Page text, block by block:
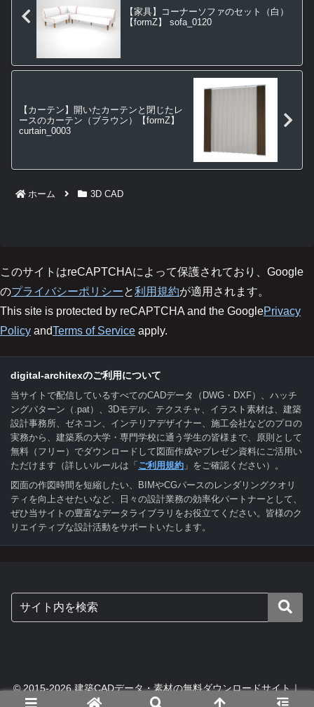
【家具】コーナーソファのセット（白）
【formZ】 sofa_0120
【カーテン】開いたカーテンと閉じたレ
ースのカーテン（ブラウン）【formZ】
curtain_0003
ホーム 3D CAD
このサイトはreCAPTCHAによって保護されており、Google
のプライバシーポリシーと利用規約が適用されます。
This site is protected by reCAPTCHA and the GooglePrivacy
Policy andTerms of Service apply.
digital-architexのご利用について
当サイトで配信しているすべてのCADデータ（DWG・DXF）、ハッチ
ングパターン（.pat）、3Dモデル、テクスチャ、イラスト素材は、建築
設計事務所、ゼネコン、インテリアデザイナー、施工会社などのプロの
実務から、建築系の大学・専門学校に通う学生の皆様まで、原則として
無料（フリー）でダウンロードして図面作成やプレゼン資料にご活用い
ただけます（詳しいルールは「 ご利用規約 」をご確認ください）。
図面の作図時間を短縮したい、BIMやCGパースのレンダリングクオリ
ティを向上させたいなど、日々の設計業務の効率化パートナーとして、
ぜひ当サイトの豊富なデータライブラリをお役立てください。皆様のク
リエイティブな設計活動をサポートいたします。
© 2015-2026 建築CADデータ・素材の無料ダウンロードサイト｜